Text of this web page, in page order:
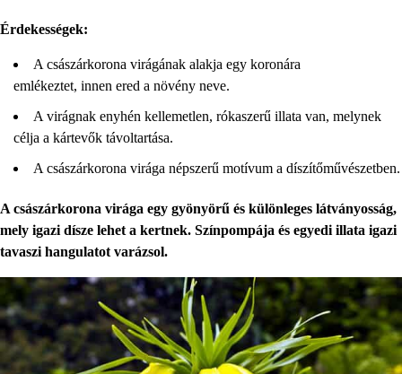
Érdekességek:
A császárkorona virágának alakja egy koronára
emlékeztet, innen ered a növény neve.
A virágnak enyhén kellemetlen, rókaszerű illata van, melynek
célja a kártevők távoltartása.
A császárkorona virága népszerű motívum a díszítőművészetben.
A császárkorona virága egy gyönyörű és különleges látványosság,
mely igazi dísze lehet a kertnek. Színpompája és egyedi illata igazi
tavaszi hangulatot varázsol.